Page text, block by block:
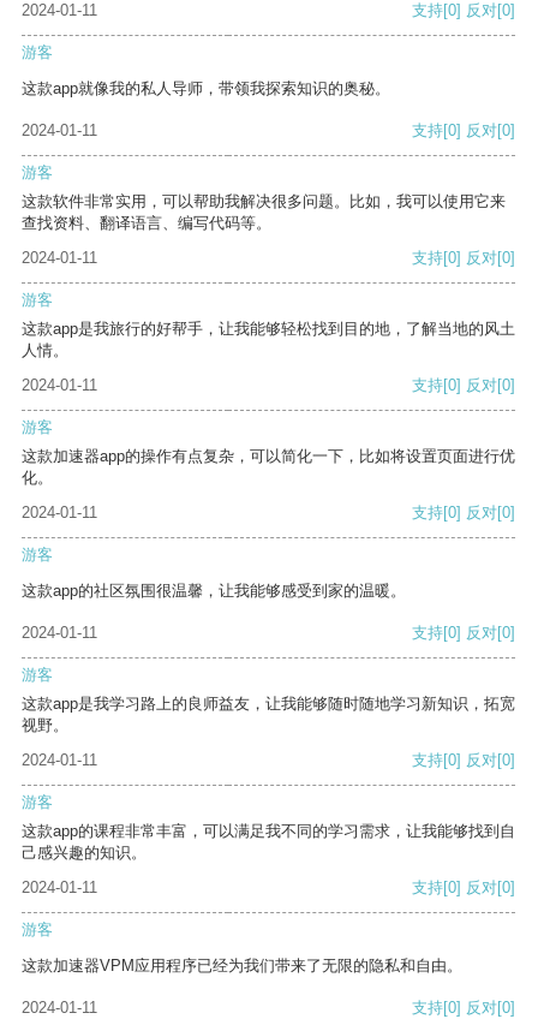
2024-01-11 支持[0] 反对[0]
游客
这款app就像我的私人导师，带领我探索知识的奥秘。
2024-01-11 支持[0] 反对[0]
游客
这款软件非常实用，可以帮助我解决很多问题。比如，我可以使用它来
查找资料、翻译语言、编写代码等。
2024-01-11
支持[0] 反对[0]
游客
这款app是我旅行的好帮手，让我能够轻松找到目的地，了解当地的风土
人情。
2024-01-11
支持[0] 反对[0]
游客
这款加速器app的操作有点复杂，可以简化一下，比如将设置页面进行优
化。
2024-01-11
支持[0] 反对[0]
游客
这款app的社区氛围很温馨，让我能够感受到家的温暖。
2024-01-11 支持[0] 反对[0]
游客
这款app是我学习路上的良师益友，让我能够随时随地学习新知识，拓宽
视野。
2024-01-11
支持[0] 反对[0]
游客
这款app的课程非常丰富，可以满足我不同的学习需求，让我能够找到自
己感兴趣的知识。
2024-01-11
支持[0] 反对[0]
游客
这款加速器VPM应用程序已经为我们带来了无限的隐私和自由。
2024-01-11 支持[0] 反对[0]